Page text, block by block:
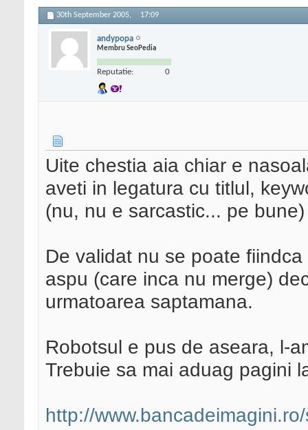
30th September 2005, 17:09
andypopa
Membru SeoPedia
Reputatie: 0
Uite chestia aia chiar e
aveti in legatura cu titlul,
(nu, nu e sarcastic... pe bune)
De validat nu se poate
aspu (care inca nu merge)
urmatoarea saptamana.
Robotsul e pus de aseara, l-
Trebuie sa mai aduag pagini
http://